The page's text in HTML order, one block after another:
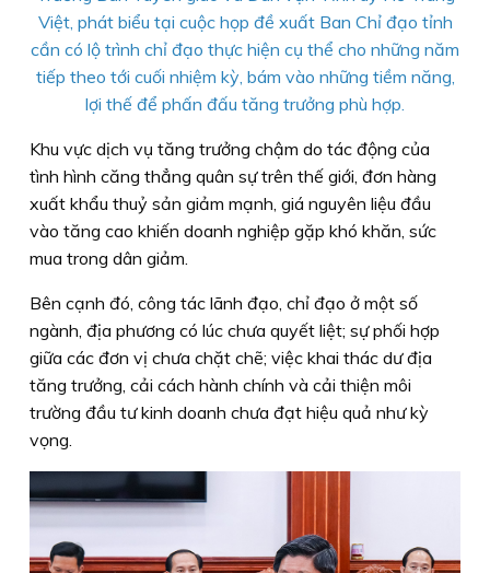
Việt, phát biểu tại cuộc họp đề xuất Ban Chỉ đạo tỉnh
cần có lộ trình chỉ đạo thực hiện cụ thể cho những năm
tiếp theo tới cuối nhiệm kỳ, bám vào những tiềm năng,
lợi thế để phấn đấu tăng trưởng phù hợp.
Khu vực dịch vụ tăng trưởng chậm do tác động của
tình hình căng thẳng quân sự trên thế giới, đơn hàng
xuất khẩu thuỷ sản giảm mạnh, giá nguyên liệu đầu
vào tăng cao khiến doanh nghiệp gặp khó khăn, sức
mua trong dân giảm.
Bên cạnh đó, công tác lãnh đạo, chỉ đạo ở một số
ngành, địa phương có lúc chưa quyết liệt; sự phối hợp
giữa các đơn vị chưa chặt chẽ; việc khai thác dư địa
tăng trưởng, cải cách hành chính và cải thiện môi
trường đầu tư kinh doanh chưa đạt hiệu quả như kỳ
vọng.